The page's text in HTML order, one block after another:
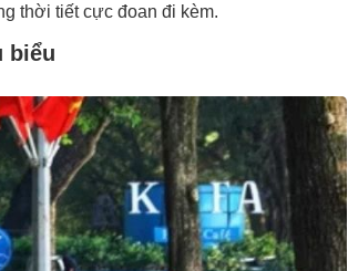
thời tiết cực đoan đi kèm.
biểu